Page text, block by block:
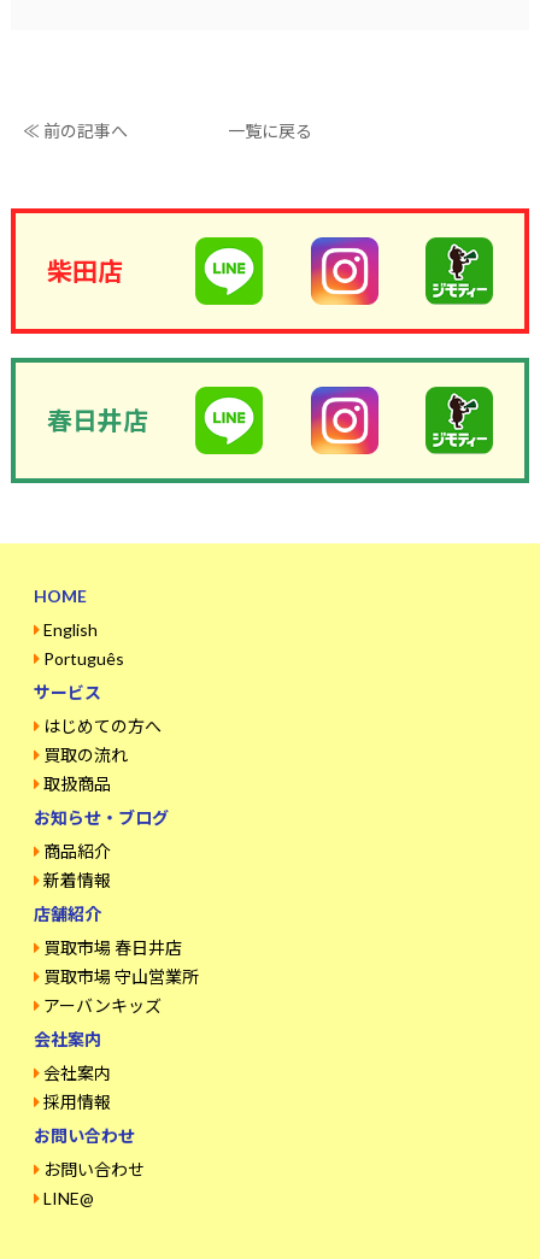
≪ 前の記事へ 一覧に戻る
柴田店
春日井店
HOME
English
Português
サービス
はじめての方へ
買取の流れ
取扱商品
お知らせ・ブログ
商品紹介
新着情報
店舗紹介
買取市場 春日井店
買取市場 守山営業所
アーバンキッズ
会社案内
会社案内
採用情報
お問い合わせ
お問い合わせ
LINE@